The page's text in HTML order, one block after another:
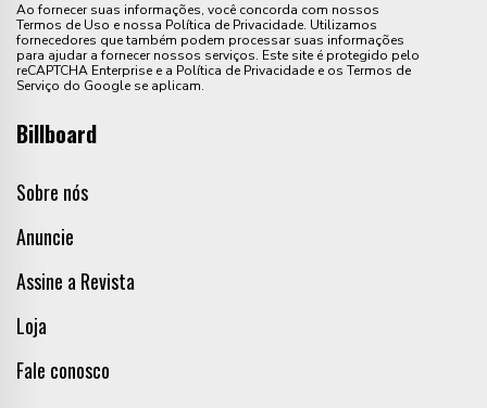
Ao fornecer suas informações, você concorda com nossos
Termos de Uso e nossa Política de Privacidade. Utilizamos
fornecedores que também podem processar suas informações
para ajudar a fornecer nossos serviços. Este site é protegido pelo
reCAPTCHA Enterprise e a Política de Privacidade e os Termos de
Serviço do Google se aplicam.
Billboard
Sobre nós
Anuncie
Assine a Revista
Loja
Fale conosco